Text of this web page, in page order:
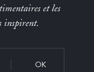
et les
inspirent.
OK